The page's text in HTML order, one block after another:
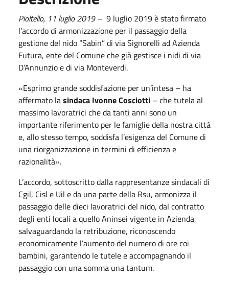
Pioltello, 11 luglio2019– 9 luglio 2019 è stato firmato
l’accordo di armonizzazione per il passaggio della
gestione del nido “Sabin” di via Signorelli ad Azienda
Futura, ente del Comune che già gestisce i nidi di via
D’Annunzio e di via Monteverdi.
«Esprimo grande soddisfazione per un’intesa – ha
affermato lasindaca Ivonne Cosciotti – che tutela al
massimo lavoratrici che da tanti anni sono un
importante riferimento per le famiglie della nostra città
e, allo stesso tempo, soddisfa l’esigenza del Comune di
una riorganizzazione in termini di efficienza e
razionalità».
L’accordo, sottoscritto dalla rappresentanze sindacali di
Cgil, Cisl e Uil e da una parte della Rsu, armonizza il
passaggio delle dieci lavoratrici del nido, dal contratto
degli enti locali a quello Aninsei vigente in Azienda,
salvaguardando la retribuzione, riconoscendo
economicamente l’aumento del numero di ore coi
bambini, garantendo le tutele e accompagnando il
passaggio con una somma una tantum.